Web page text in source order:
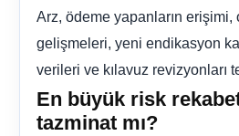
Arz, ödeme yapanların erişimi,
gelişmeleri, yeni endikasyon
verileri ve kılavuz revizyonları
En büyük risk
tazminat mı?